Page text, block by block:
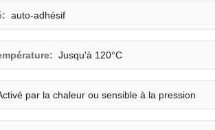
auto-adhésif
Jusqu'à 120°C
par la chaleur ou sensible à la pression